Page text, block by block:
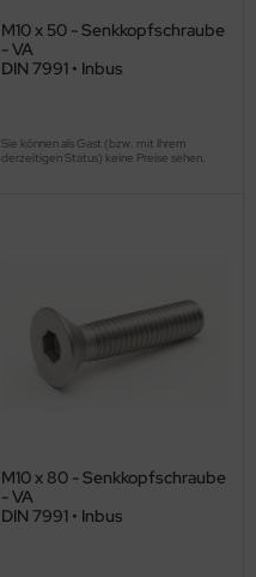
M10 x 50 - Senkkopfschraube
- VA
DIN 7991 • Inbus
Sie können als Gast (bzw. mit Ihrem
derzeitigen Status) keine Preise sehen.
M10 x 80 - Senkkopfschraube
- VA
DIN 7991 • Inbus